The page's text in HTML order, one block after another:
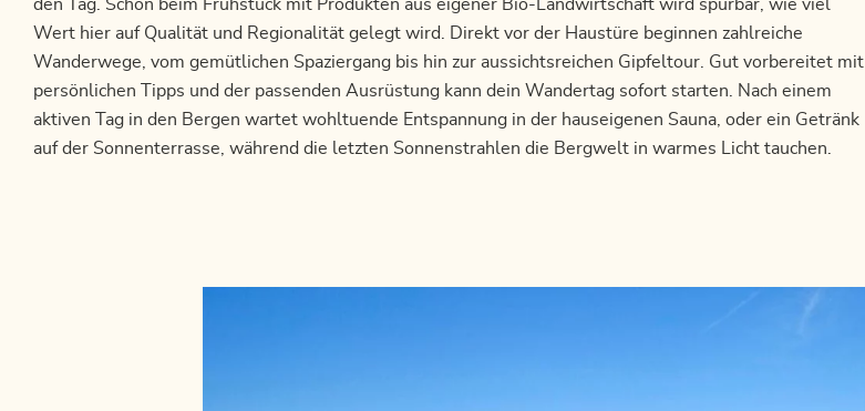
den Tag. Schon beim Frühstück mit Produkten aus eigener Bio-Landwirtschaft wird spürbar, wie viel
Wert hier auf Qualität und Regionalität gelegt wird. Direkt vor der Haustüre beginnen zahlreiche
Wanderwege, vom gemütlichen Spaziergang bis hin zur aussichtsreichen Gipfeltour. Gut vorbereitet mit
persönlichen Tipps und der passenden Ausrüstung kann dein Wandertag sofort starten. Nach einem
aktiven Tag in den Bergen wartet wohltuende Entspannung in der hauseigenen Sauna, oder ein Getränk
auf der Sonnenterrasse, während die letzten Sonnenstrahlen die Bergwelt in warmes Licht tauchen.